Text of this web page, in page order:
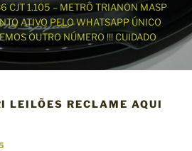
CJT 1.105 – METRÔ TRIANON MASP
ATIVO PELO WHATSAPP ÚNICO
OUTRO NÚMERO !!! CUIDADO
LEILÕES RECLAME AQUI